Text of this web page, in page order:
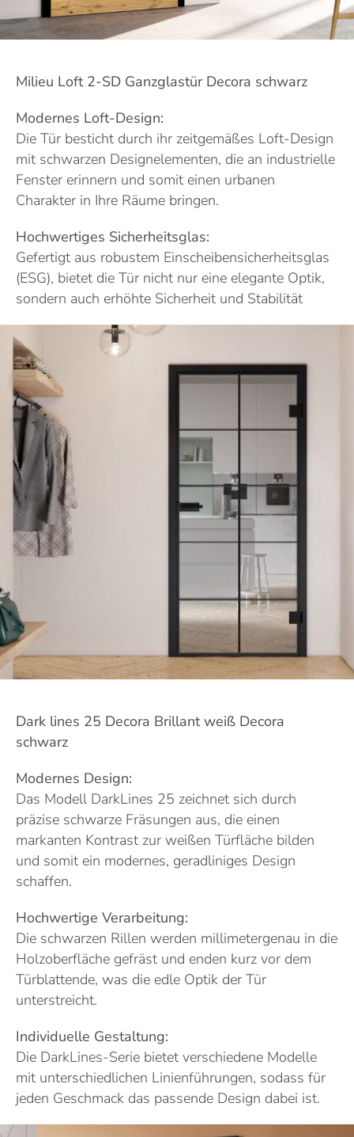
Milieu Loft 2-SD Ganzglastür Decora schwarz
Modernes Loft-Design:
Die Tür besticht durch ihr zeitgemäßes Loft-Design
mit schwarzen Designelementen, die an industrielle
Fenster erinnern und somit einen urbanen
Charakter in Ihre Räume bringen.
Hochwertiges Sicherheitsglas:
Gefertigt aus robustem Einscheibensicherheitsglas
(ESG), bietet die Tür nicht nur eine elegante Optik,
sondern auch erhöhte Sicherheit und Stabilität
Dark lines 25 Decora Brillant weiß Decora
schwarz
Modernes Design:
Das Modell DarkLines 25 zeichnet sich durch
präzise schwarze Fräsungen aus, die einen
markanten Kontrast zur weißen Türfläche bilden
und somit ein modernes, geradliniges Design
schaffen.
Hochwertige Verarbeitung:
Die schwarzen Rillen werden millimetergenau in die
Holzoberfläche gefräst und enden kurz vor dem
Türblattende, was die edle Optik der Tür
unterstreicht.
Individuelle Gestaltung:
Die DarkLines-Serie bietet verschiedene Modelle
mit unterschiedlichen Linienführungen, sodass für
jeden Geschmack das passende Design dabei ist.